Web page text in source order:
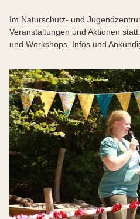
Im Naturschutz- und
Veranstaltungen und Aktionen
und Workshops, Infos und